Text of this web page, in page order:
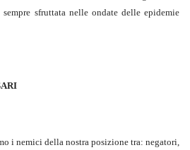
sfruttata nelle ondate delle epidemie
i nemici della nostra posizione tra: negatori,